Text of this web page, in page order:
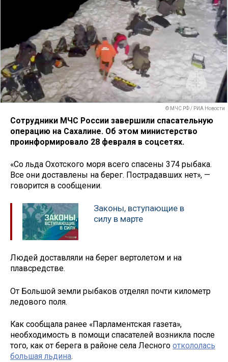
© МЧС РФ / РИА Новости
Сотрудники МЧС России завершили спасательную
операцию на Сахалине. Об этом министерство
проинформировало 28 февраля в соцсетях.
«Со льда Охотского моря всего спасены 374 рыбака.
Все они доставлены на берег. Пострадавших нет», —
говорится в сообщении.
Законы, вступающие в
силу в марте
Людей доставляли на берег вертолетом и на
плавсредстве.
От Большой земли рыбаков отделял почти километр
ледового поля.
Как сообщала ранее «Парламентская газета»,
необходимость в помощи спасателей возникла после
того, как от берега в районе села Лесного откололась
большая льдина.